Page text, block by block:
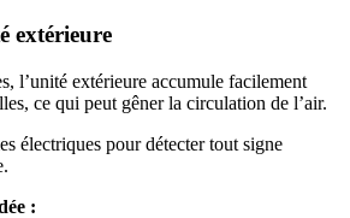
extérieure
l’unité extérieure accumule facilement
ce qui peut gêner la circulation de l’air.
électriques pour détecter tout signe
: